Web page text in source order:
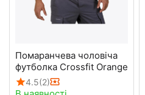
Помаранчева чоловіча
футболка Crossfit Orange
4.5(2)